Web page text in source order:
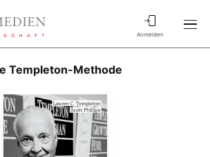
Anmelden
Templeton-Methode